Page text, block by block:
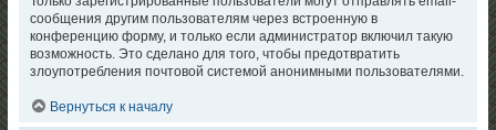
сообщения другим пользователям через встроенную в
конференцию форму, и только если администратор включил такую
возможность. Это сделано для того, чтобы предотвратить
злоупотребления почтовой системой анонимными пользователями.
Вернуться к началу